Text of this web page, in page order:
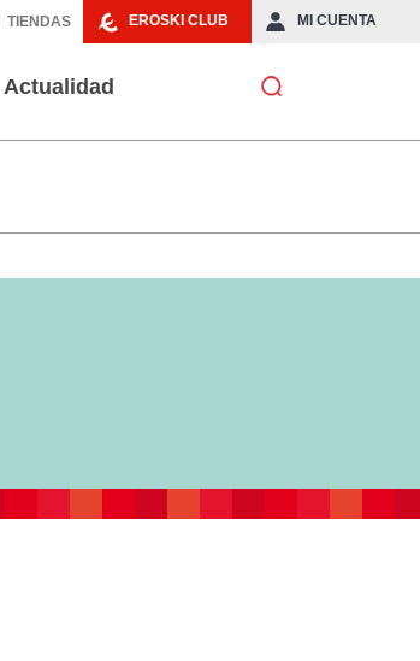
EROSKI CLUB MI CUENTA
TIENDAS
Actualidad